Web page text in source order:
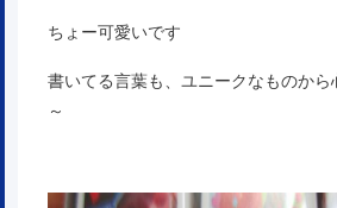
ちょー可愛いです
書いてる言葉も、ユニークなものか
～